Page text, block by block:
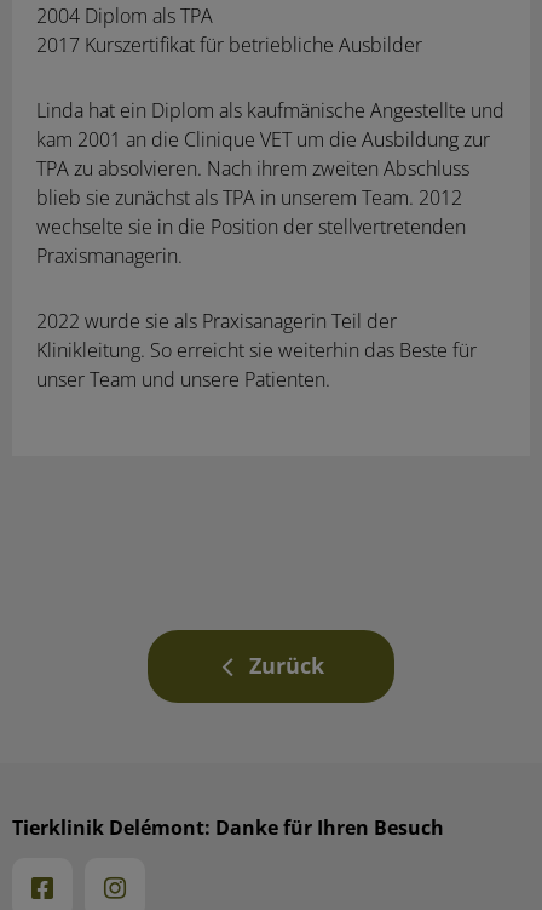
2004 Diplom als TPA
2017 Kurszertifikat für betriebliche Ausbilder
Linda hat ein Diplom als kaufmänische Angestellte und
kam 2001 an die Clinique VET um die Ausbildung zur
TPA zu absolvieren. Nach ihrem zweiten Abschluss
blieb sie zunächst als TPA in unserem Team. 2012
wechselte sie in die Position der stellvertretenden
Praxismanagerin.
2022 wurde sie als Praxisanagerin Teil der
Klinikleitung. So erreicht sie weiterhin das Beste für
unser Team und unsere Patienten.
Zurück
Tierklinik Delémont: Danke für Ihren Besuch